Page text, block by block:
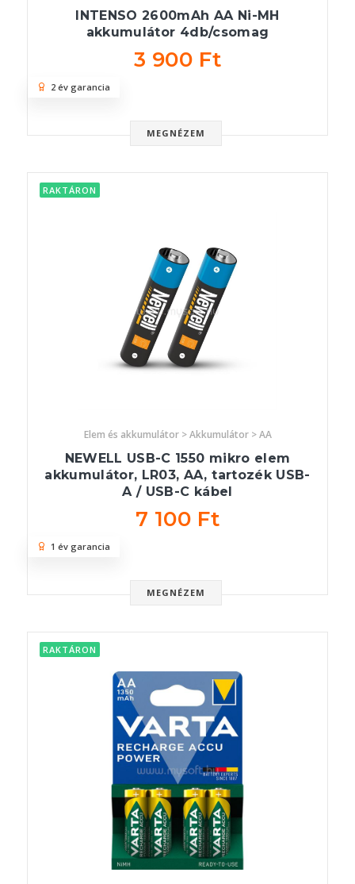
INTENSO 2600mAh AA Ni-MH
akkumulátor 4db/csomag
3 900 Ft
MEGNÉZEM
2 év garancia
RAKTÁRON
Elem és akkumulátor > Akkumulátor > AA
NEWELL USB-C 1550 mikro elem
akkumulátor, LR03, AA, tartozék USB-
A / USB-C kábel
7 100 Ft
MEGNÉZEM
1 év garancia
RAKTÁRON